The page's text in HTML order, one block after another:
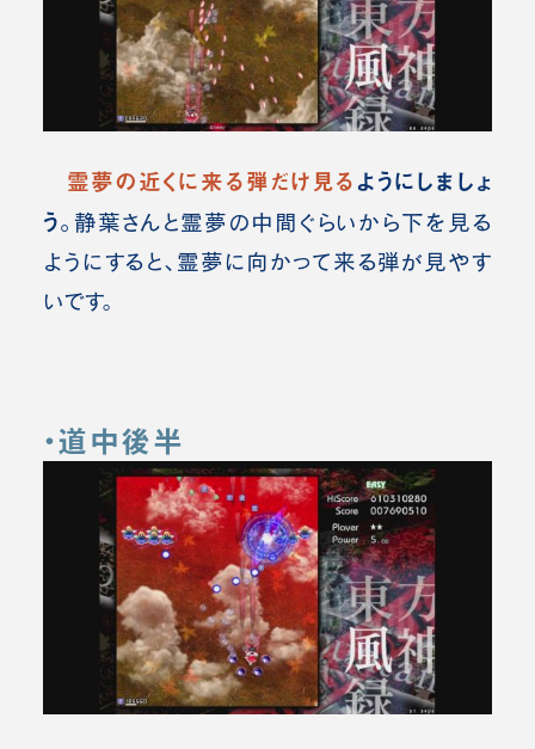
霊夢の近くに来る弾だけ見るようにしましょ
う。 静葉さんと霊夢の中間ぐらいから下を見る
ようにすると、霊夢に向かって来る弾が見やす
いです。
・道中後半